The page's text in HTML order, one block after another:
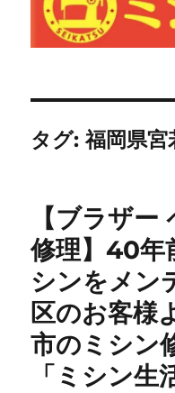
タグ:福岡県宮
【ブラザ
修理】40年
シンをメン
区のお客様
市のミシン
「ミシン生